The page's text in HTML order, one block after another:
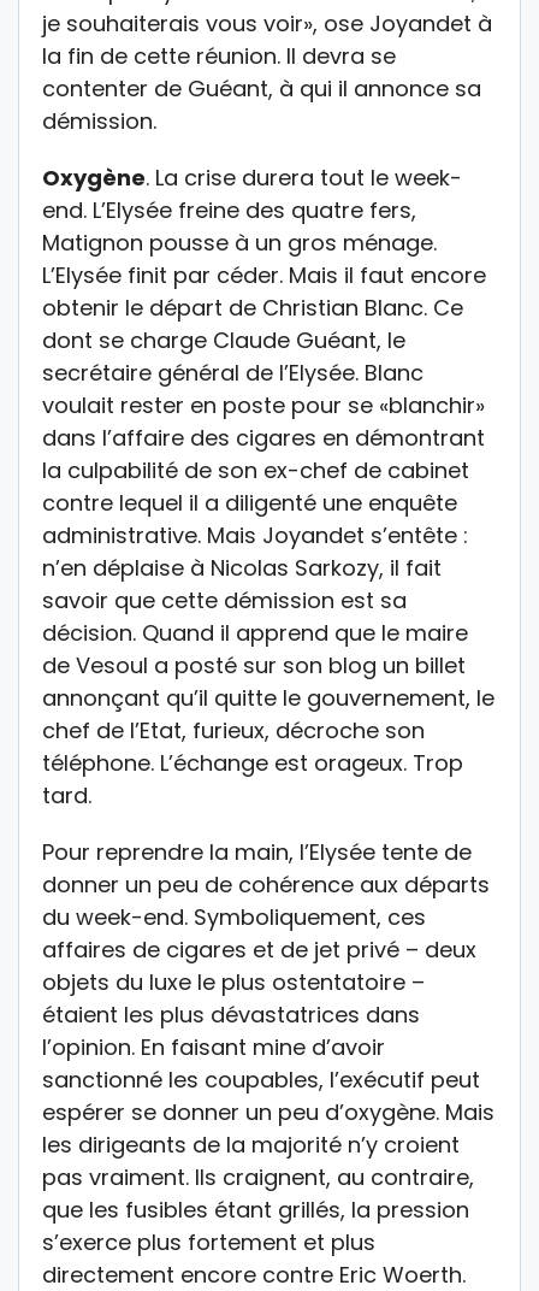
je souhaiterais vous voir», ose Joyandet à
la fin de cette réunion. Il devra se
contenter de Guéant, à qui il annonce sa
démission.
Oxygène. La crise durera tout le week-
end. L’Elysée freine des quatre fers,
Matignon pousse à un gros ménage.
L’Elysée finit par céder. Mais il faut encore
obtenir le départ de Christian Blanc. Ce
dont se charge Claude Guéant, le
secrétaire général de l’Elysée. Blanc
voulait rester en poste pour se «blanchir»
dans l’affaire des cigares en démontrant
la culpabilité de son ex-chef de cabinet
contre lequel il a diligenté une enquête
administrative. Mais Joyandet s’entête :
n’en déplaise à Nicolas Sarkozy, il fait
savoir que cette démission est sa
décision. Quand il apprend que le maire
de Vesoul a posté sur son blog un billet
annonçant qu’il quitte le gouvernement, le
chef de l’Etat, furieux, décroche son
téléphone. L’échange est orageux. Trop
tard.
Pour reprendre la main, l’Elysée tente de
donner un peu de cohérence aux départs
du week-end. Symboliquement, ces
affaires de cigares et de jet privé – deux
objets du luxe le plus ostentatoire –
étaient les plus dévastatrices dans
l’opinion. En faisant mine d’avoir
sanctionné les coupables, l’exécutif peut
espérer se donner un peu d’oxygène. Mais
les dirigeants de la majorité n’y croient
pas vraiment. Ils craignent, au contraire,
que les fusibles étant grillés, la pression
s’exerce plus fortement et plus
directement encore contre Eric Woerth.